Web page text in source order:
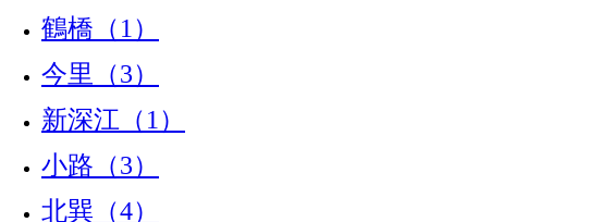
鶴橋（1）
今里（3）
新深江（1）
小路（3）
北巽（4）